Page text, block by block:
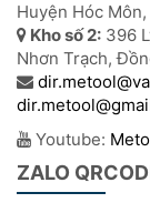
Huyện Hóc
Kho số 2: 396
Nhơn Trạch,
Youtube:
ZALO